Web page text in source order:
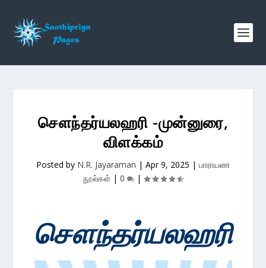
சௌந்தர்யலஹரி -முன்னுரை,
விளக்கம்
Posted by N.R. Jayaraman | Apr 9, 2025 | பாராயண
நூல்கள் | 0 |
சௌந்தர்யலஹரி